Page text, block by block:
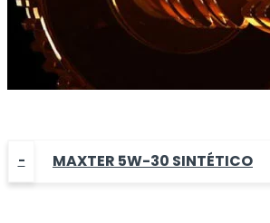
MAXTER 5W-30 SINTÉTICO